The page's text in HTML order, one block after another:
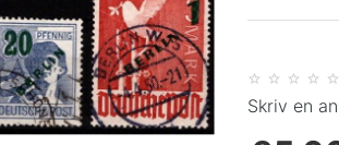
Skriv en